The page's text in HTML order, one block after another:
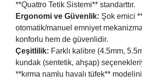
**Quattro Tetik Sistemi** standarttır.
Ergonomi ve Güvenlik: Şok emici
otomatik/manuel emniyet
konforlu hem de güvenlidir.
Çeşitlilik: Farklı kalibre (4.5mm,
kundak (sentetik, ahşap)
**kırma namlu havalı tüfek**